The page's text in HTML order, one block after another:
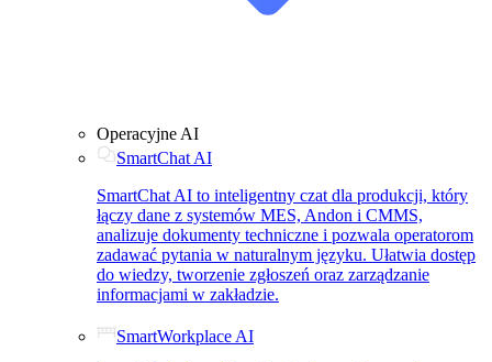
Operacyjne AI
SmartChat AI
SmartChat AI to inteligentny czat dla produkcji, który
łączy dane z systemów MES, Andon i CMMS,
analizuje dokumenty techniczne i pozwala operatorom
zadawać pytania w naturalnym języku. Ułatwia dostęp
do wiedzy, tworzenie zgłoszeń oraz zarządzanie
informacjami w zakładzie.
SmartWorkplace AI